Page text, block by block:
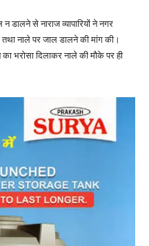
से नाराज व्यापारियों ने नगर
तथा नाले पर जाल डालने की मांग की।
भरोसा दिलाकर नाले की मौके पर ही